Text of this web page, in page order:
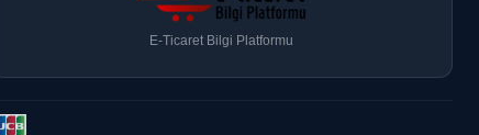
E-Ticaret Bilgi Platformu